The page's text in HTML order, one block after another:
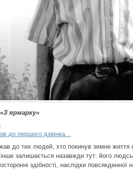
ярмарку»
до першого дзвінка...
до тих людей, хто покинув земне життя
залишається назавжди тут: його
здібності, наслідки повсякденної